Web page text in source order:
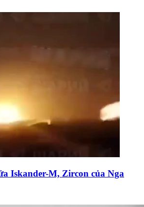
Iskander-M, Zircon của Nga